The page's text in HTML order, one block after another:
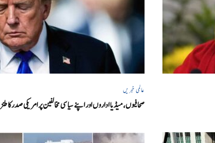
عالمی خبریں
صحافیوں، میڈیا اداروں اور اپنے سیاسی مخالفین پر امریکی صدرکا طنز